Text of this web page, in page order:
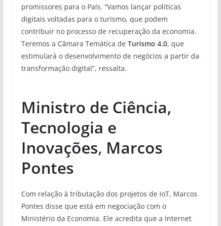
promissores para o País. “Vamos lançar políticas
digitais voltadas para o turismo, que podem
contribuir no processo de recuperação da economia.
Teremos a Câmara Temática de Turismo 4.0, que
estimulará o desenvolvimento de negócios a partir da
transformação digital”, ressalta.
Ministro de Ciência,
Tecnologia e
Inovações, Marcos
Pontes
Com relação à tributação dos projetos de IoT, Marcos
Pontes disse que está em negociação com o
Ministério da Economia. Ele acredita que a Internet